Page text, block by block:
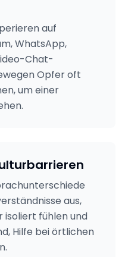
auf
WhatsApp,
Chat-
Opfer oft
um einer
aus,
isoliert fühlen und
Hilfe bei örtlichen